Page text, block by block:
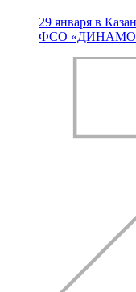
29 января в
ФСО «ДИНАМО»